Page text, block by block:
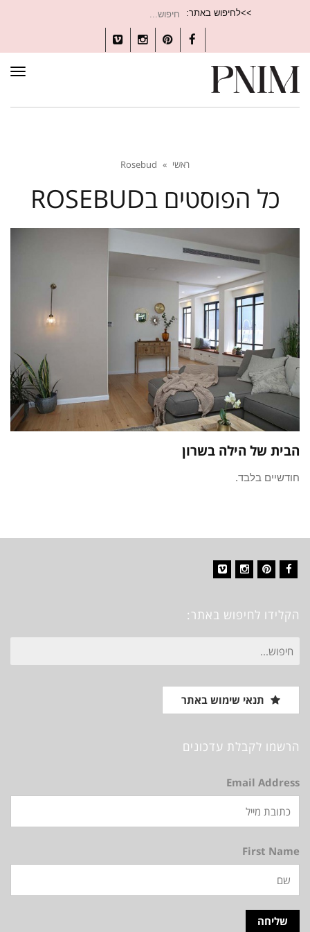
>>לחיפוש באתר:
עבור:
Facebook
Pinterest
Instagram
Vimeo
ראשי »
Rosebud
כל הפוסטים בROSEBUD
הבית של הילה בשרון
חודשיים בלבד.
הקלידו לחיפוש באתר:
חיפוש
עבור:
תנאי שימוש באתר
הרשמו לקבלת עדכונים
Email Address
First Name